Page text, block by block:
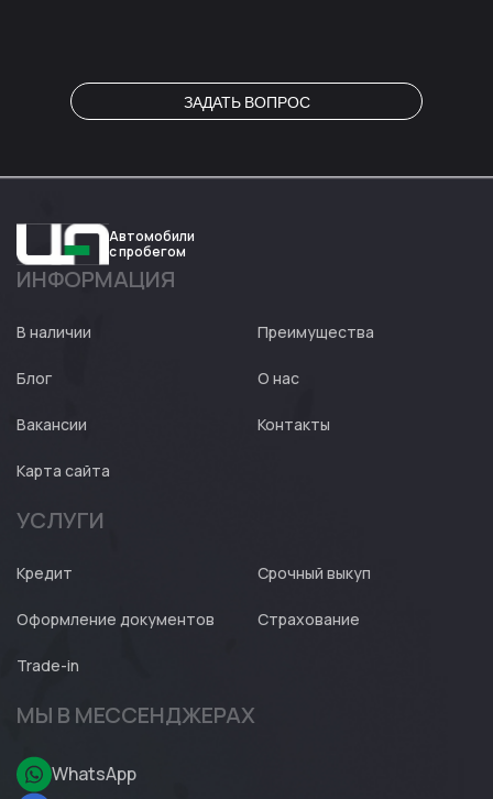
ЗАДАТЬ ВОПРОС
Авто
Автомобили
с пробегом
ИНФОРМАЦИЯ
В наличии Преимущества
Блог О нас
Вакансии Контакты
Карта сайта
УСЛУГИ
Кредит Срочный выкуп
Оформление документов Страхование
Trade-in
МЫ В МЕССЕНДЖЕРАХ
WhatsApp